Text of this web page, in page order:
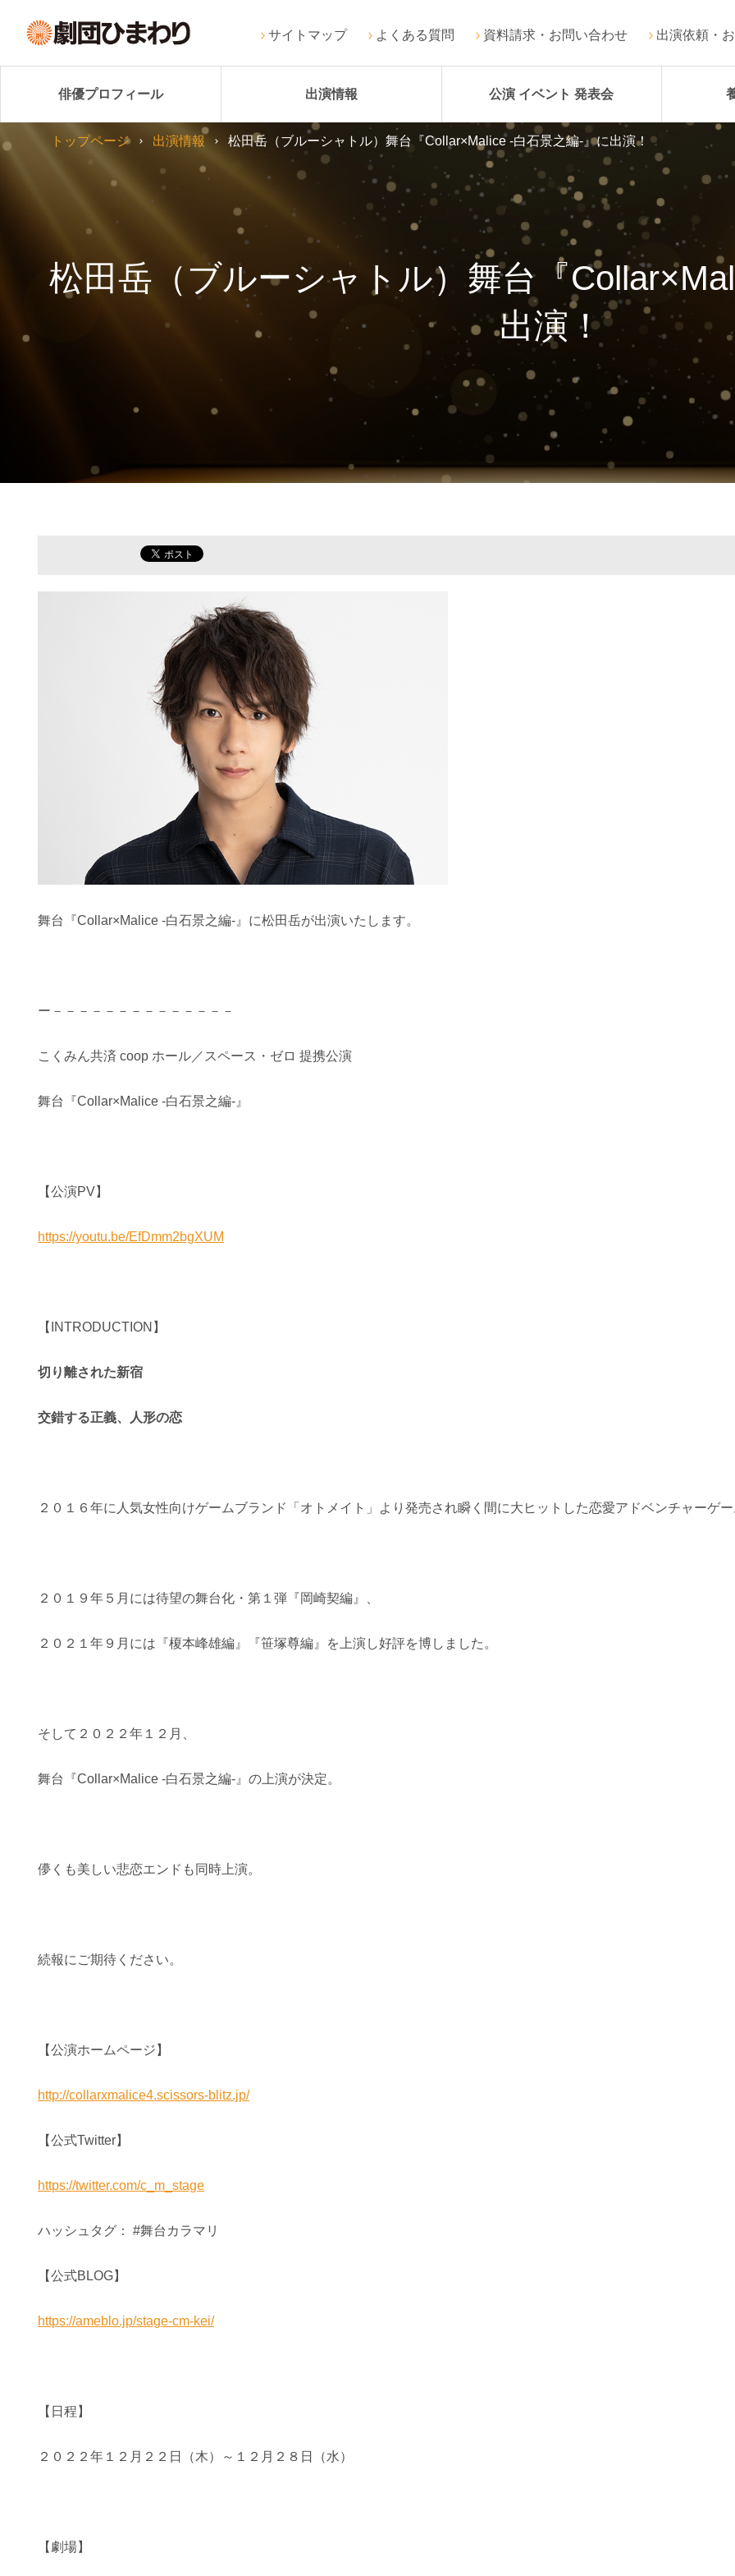
サイトマップ よくある質問 資料請求・お問い合わせ 出演依頼・
俳優プロフィール 出演情報 公演 イベント 発表会
松田岳（ブルーシャトル）舞台『
出演！
トップページ 出演情報 松田岳（ブルーシャトル）舞台『Collar×Malice -白石景之編-』に出演！
舞台『Collar×Malice -白石景之編-』に松田岳が出演いたします。
ー－－－－－－－－－－－－－－
こくみん共済 coop ホール／スペース・ゼロ 提携公演
舞台『Collar×Malice -白石景之編-』
【公演PV】
https://youtu.be/EfDmm2bgXUM
【INTRODUCTION】
切り離された新宿
交錯する正義、人形の恋
２０１６年に人気女性向けゲームブランド「オトメイト」より発売され瞬く間に大ヒットした恋愛アドベンチャーゲー
２０１９年５月には待望の舞台化・第１弾『岡崎契編』、
２０２１年９月には『榎本峰雄編』『笹塚尊編』を上演し好評を博しました。
そして２０２２年１２月、
舞台『Collar×Malice -白石景之編-』の上演が決定。
儚くも美しい悲恋エンドも同時上演。
続報にご期待ください。
【公演ホームページ】
http://collarxmalice4.scissors-blitz.jp/
【公式Twitter】
https://twitter.com/c_m_stage
ハッシュタグ： #舞台カラマリ
【公式BLOG】
https://ameblo.jp/stage-cm-kei/
【日程】
２０２２年１２月２２日（木）～１２月２８日（水）
【劇場】